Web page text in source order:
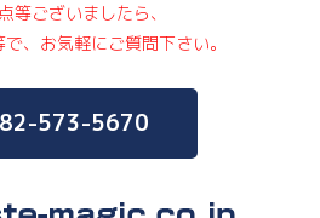
等ございましたら、
、お気軽にご質問下さい。
573-5670